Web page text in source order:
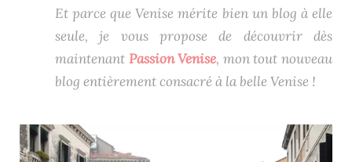
Et parce que Venise mérite bien un blog à elle
seule, je vous propose de découvrir dès
maintenant Passion Venise, mon tout nouveau
blog entièrement consacré à la belle Venise !